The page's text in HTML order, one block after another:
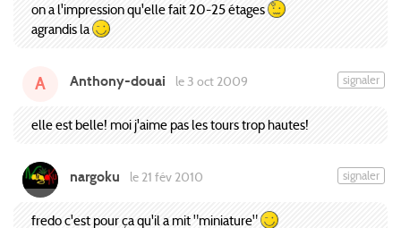
on a l'impression qu'elle fait 20-25 étages
agrandis la
A Anthony-douai le 3 oct 2009 signaler
elle est belle! moi j'aime pas les tours trop hautes!
nargoku le 21 fév 2010 signaler
fredo c'est pour ça qu'il a mit "miniature"